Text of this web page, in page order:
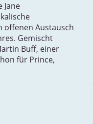
Jane
offenen Austausch
Gemischt
Buff, einer
für Prince,